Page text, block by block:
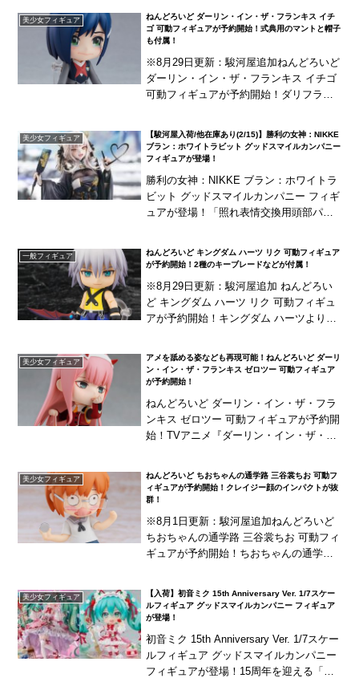
美少女フィギュア
ねんどろいど ダーリン・イン・ザ・フランキス イチ
ゴ 可動フィギュアが予約開始！式典用のマントと帽子
も付属！
※8月29日更新：駿河屋追加ねんどろいど
ダーリン・イン・ザ・フランキス イチゴ
可動フィギュアが予約開始！ダリフラよ
ントと帽...
美少女フィギュア
【駿河屋入荷/他在庫あり(2/15)】勝利の女神：NIKKE
ブラン：ホワイトラビット グッドスマイルカンパニー
フィギュアが登場！
勝利の女神：NIKKE ブラン：ホワイトラ
ビット グッドスマイルカンパニー フィギ
ュアが登場！「照れ表情交換用頭部パー
一般フィギュア
ねんどろいど キングダム ハーツ リク 可動フィギュア
が予約開始！2種のキーブレードなどが付属！
※8月29日更新：駿河屋追加 ねんどろい
ど キングダム ハーツ リク 可動フィギュ
アが予約開始！キングダム ハーツより、
に、キ...
美少女フィギュア
アメを舐める姿なども再現可能！ねんどろいど ダーリ
ン・イン・ザ・フランキス ゼロツー 可動フィギュア
が予約開始！
ねんどろいど ダーリン・イン・ザ・フラ
ンキス ゼロツー 可動フィギュアが予約開
始！TVアニメ『ダーリン・イン・ザ・フ
種の表情パ...
美少女フィギュア
ねんどろいど ちおちゃんの通学路 三谷裳ちお 可動フ
ィギュアが予約開始！クレイジー顔のインパクトが抜
群！
※8月1日更新：駿河屋追加ねんどろいど
ちおちゃんの通学路 三谷裳ちお 可動フィ
ギュアが予約開始！ちおちゃんの通学路
化！インパク...
美少女フィギュア
【入荷】初音ミク 15th Anniversary Ver. 1/7スケー
ルフィギュア グッドスマイルカンパニー フィギュア
が登場！
初音ミク 15th Anniversary Ver. 1/7スケー
ルフィギュア グッドスマイルカンパニー
フィギュアが登場！15周年を迎える「初